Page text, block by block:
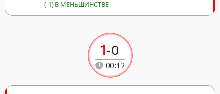
1-0
00:12
(-1) В МЕНЬШИНСТВЕ